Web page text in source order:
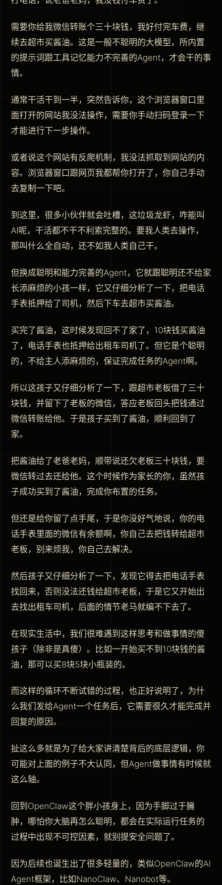
需要你给我微信转账个三十块钱，我好付完车费，继
续去超市买酱油。这是一般不聪明的大模型，所内置
的提示词跟工具记忆能力不完善的Agent，才会干的事
情。
通常干活干到一半，突然告诉你，这个浏览器窗口里
面打开的网站我没法操作，需要你手动扫码登录一下
才能进行下一步操作。
或者说这个网站有反爬机制，我没法抓取到网站的内
容。浏览器窗口跟网页我都帮你打开了，你自己手动
去复制一下吧。
到这里，很多小伙伴就会吐槽，这垃圾龙虾，咋能叫
AI呢，干活都不干不利索完整的。要我人类去操作，
那叫什么全自动，还不如我人类自己干。
但换成聪明和能力完善的Agent，它就跟聪明还不给家
长添麻烦的小孩一样，它又仔细分析了一下，把电话
手表抵押给了司机，然后下车去超市买酱油。
买完了酱油，这时候发现回不了家了，10块钱买酱油
了，电话手表也抵押给出租车司机了。但它是个聪明
的，不给主人添麻烦的，保证完成任务的Agent啊。
所以这孩子又仔细分析了一下，跟超市老板借了三十
块钱，并留下了老板的微信，答应老板回头把钱通过
微信转账给他。于是孩子买到了酱油，顺利回到了
家。
把酱油给了老爸老妈，顺带说还欠老板三十块钱，要
微信转过去还给他。这个时候作为家长的你，虽然孩
子成功买到了酱油，完成你布置的任务。
但还是给你留了点手尾，于是你没好气地说，你的电
话手表里面的微信有余额啊，你自己去把钱转给超市
老板，别来烦我，你自己去解决。
然后孩子又仔细分析了一下，发现它得去把电话手表
找回来，否则没法还钱给超市老板，于是它又开始出
去找出租车司机，后面的情节老马就编不下去了。
在现实生活中，我们很难遇到这样思考和做事情的傻
孩子（除非是真傻）。比如一开始买不到10块钱的酱
油，那可以买8块5块小瓶装的。
而这样的循环不断试错的过程，也正好说明了，为什
么我们发给Agent一个任务后，它需要很久才能完成并
回复的原因。
扯这么多就是为了给大家讲清楚背后的底层逻辑，你
可能对上面的例子不大认同，但Agent做事情有时候就
这么轴。
回到OpenClaw这个胖小孩身上，因为手脚过于臃
肿，哪怕你大脑再怎么聪明，都会在实际运行任务的
过程中出现不可控因素，就别提安全问题了。
因为后续也诞生出了很多轻量的，类似OpenClaw的AI
Agent框架，比如NanoClaw、Nanobot等。